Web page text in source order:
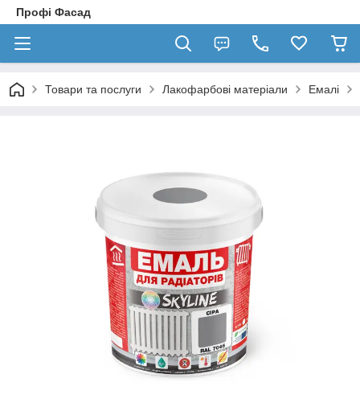
Профі Фасад
Товари та послуги Лакофарбові матеріали Емалі